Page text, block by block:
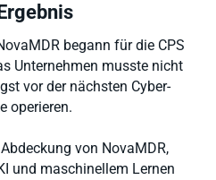
begann für die CPS
Unternehmen musste nicht
vor der nächsten Cyber-
operieren.
von NovaMDR,
und maschinellem Lernen